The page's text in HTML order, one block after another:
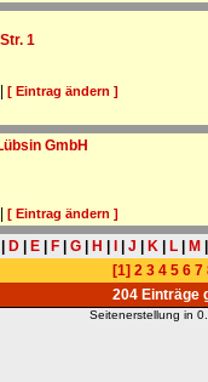
1
|[ Eintrag ändern ]
GmbH
|[ Eintrag ändern ]
D E F G H J K L M
[1] 2 3 4 5 6 7
204 Einträge
Seitenerstellung in